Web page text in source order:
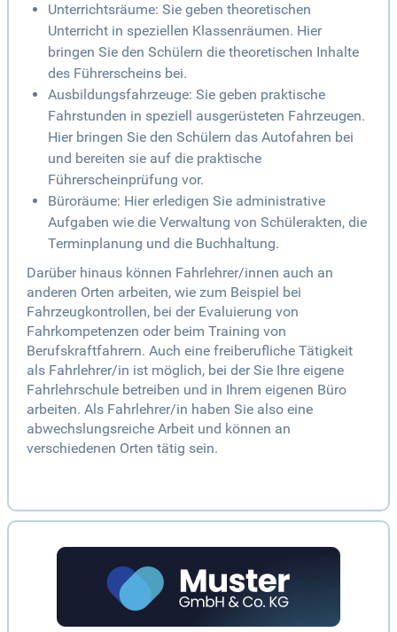
Unterrichtsräume: Sie geben theoretischen
Unterricht in speziellen Klassenräumen. Hier
bringen Sie den Schülern die theoretischen Inhalte
des Führerscheins bei.
Ausbildungsfahrzeuge: Sie geben praktische
Fahrstunden in speziell ausgerüsteten Fahrzeugen.
Hier bringen Sie den Schülern das Autofahren bei
und bereiten sie auf die praktische
Führerscheinprüfung vor.
Büroräume: Hier erledigen Sie administrative
Aufgaben wie die Verwaltung von Schülerakten, die
Terminplanung und die Buchhaltung.
Darüber hinaus können Fahrlehrer/innen auch an
anderen Orten arbeiten, wie zum Beispiel bei
Fahrzeugkontrollen, bei der Evaluierung von
Fahrkompetenzen oder beim Training von
Berufskraftfahrern. Auch eine freiberufliche Tätigkeit
als Fahrlehrer/in ist möglich, bei der Sie Ihre eigene
Fahrlehrschule betreiben und in Ihrem eigenen Büro
arbeiten. Als Fahrlehrer/in haben Sie also eine
abwechslungsreiche Arbeit und können an
verschiedenen Orten tätig sein.